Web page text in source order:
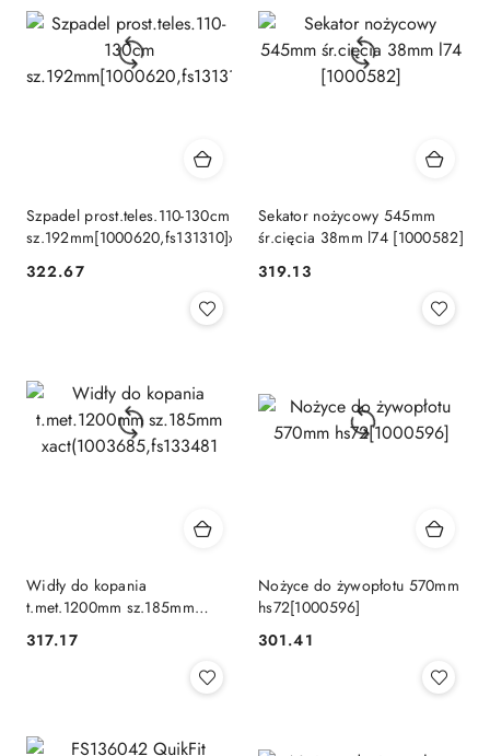
Szpadel prost.teles.110-130cm
sz.192mm[1000620,fs131310]xact
Cena:
322.67
Sekator nożycowy 545mm
śr.cięcia 38mm l74 [1000582]
Cena:
319.13
Widły do kopania
t.met.1200mm sz.185mm
Cena:
317.17
Nożyce do żywopłotu 570mm
hs72[1000596]
Cena:
301.41